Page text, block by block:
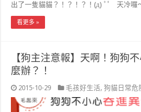
出了一隻貓貓？！？！？！(д) ﾟﾟ 天冷
看更多 »
【狗主注意報】天啊！狗狗
麼辦？！
2015-10-29 毛孩好生活,狗貓日常危